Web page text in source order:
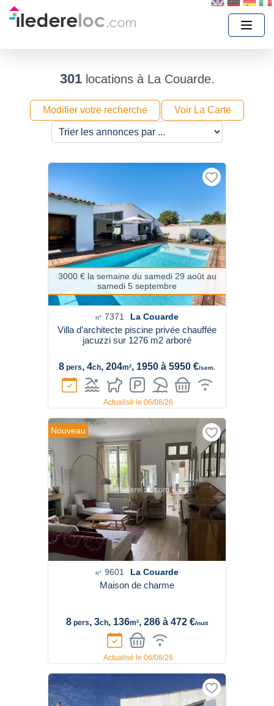
301locations à La Couarde.
Modifier votre recherche Voir La Carte
n° 7371 La Couarde
Villa d’architecte piscine privée chauffée
jacuzzi sur 1276 m2 arboré
8 pers, 4ch, 204m², 1950 à 5950 €/sem.
3000 € la semaine du samedi 29 août au
samedi 5 septembre
Actualisé le 06/08/26
n° 9601 La Couarde
Maison de charme
8 pers, 3ch, 136m², 286 à 472 €/nuit
Nouveau
Actualisé le 06/08/26